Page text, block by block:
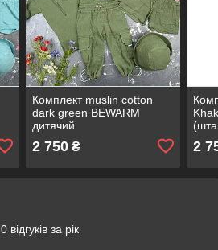
Комплект muslin cotton
dark green BEWARM
дитячий
2 750₴ 2
за рік